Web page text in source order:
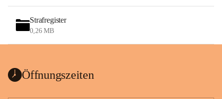
Strafregister
0,26 MB
Öffnungszeiten